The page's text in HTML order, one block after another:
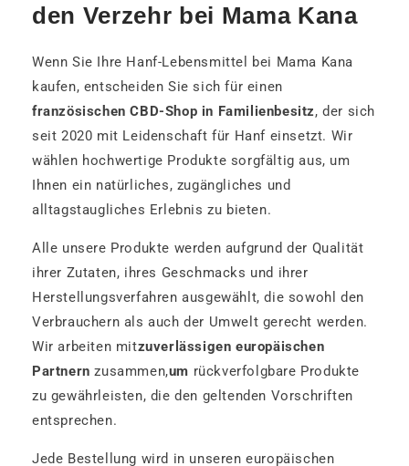
den Verzehr bei Mama Kana
Wenn Sie Ihre Hanf-Lebensmittel bei Mama Kana
kaufen, entscheiden Sie sich für einen
französischen CBD-Shop in Familienbesitz, der sich
seit 2020 mit Leidenschaft für Hanf einsetzt. Wir
wählen hochwertige Produkte sorgfältig aus, um
Ihnen ein natürliches, zugängliches und
alltagstaugliches Erlebnis zu bieten.
Alle unsere Produkte werden aufgrund der Qualität
ihrer Zutaten, ihres Geschmacks und ihrer
Herstellungsverfahren ausgewählt, die sowohl den
Verbrauchern als auch der Umwelt gerecht werden.
Wir arbeiten mitzuverlässigen europäischen
Partnernzusammen,um rückverfolgbare Produkte
zu gewährleisten, die den geltenden Vorschriften
entsprechen.
Jede Bestellung wird in unseren europäischen